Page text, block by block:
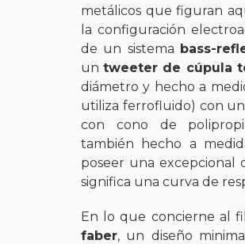
metálicos que figuran
la configuración
de un sistema bass-
untweeter de cúpula
diámetro y hecho a
utiliza ferrofluido) con un
con cono de
también hecho a
poseer una excepcional
significa una curva de
En lo que concierne al
faber, un diseño